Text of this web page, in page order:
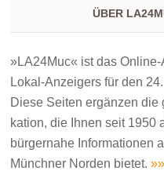
ÜBER
»LA24Muc« ist das
Lokal-Anzeigers für den
Diese Seiten ergänzen
kation, die Ihnen seit 1950
bürgernahe Informationen
Münchner Norden bietet.